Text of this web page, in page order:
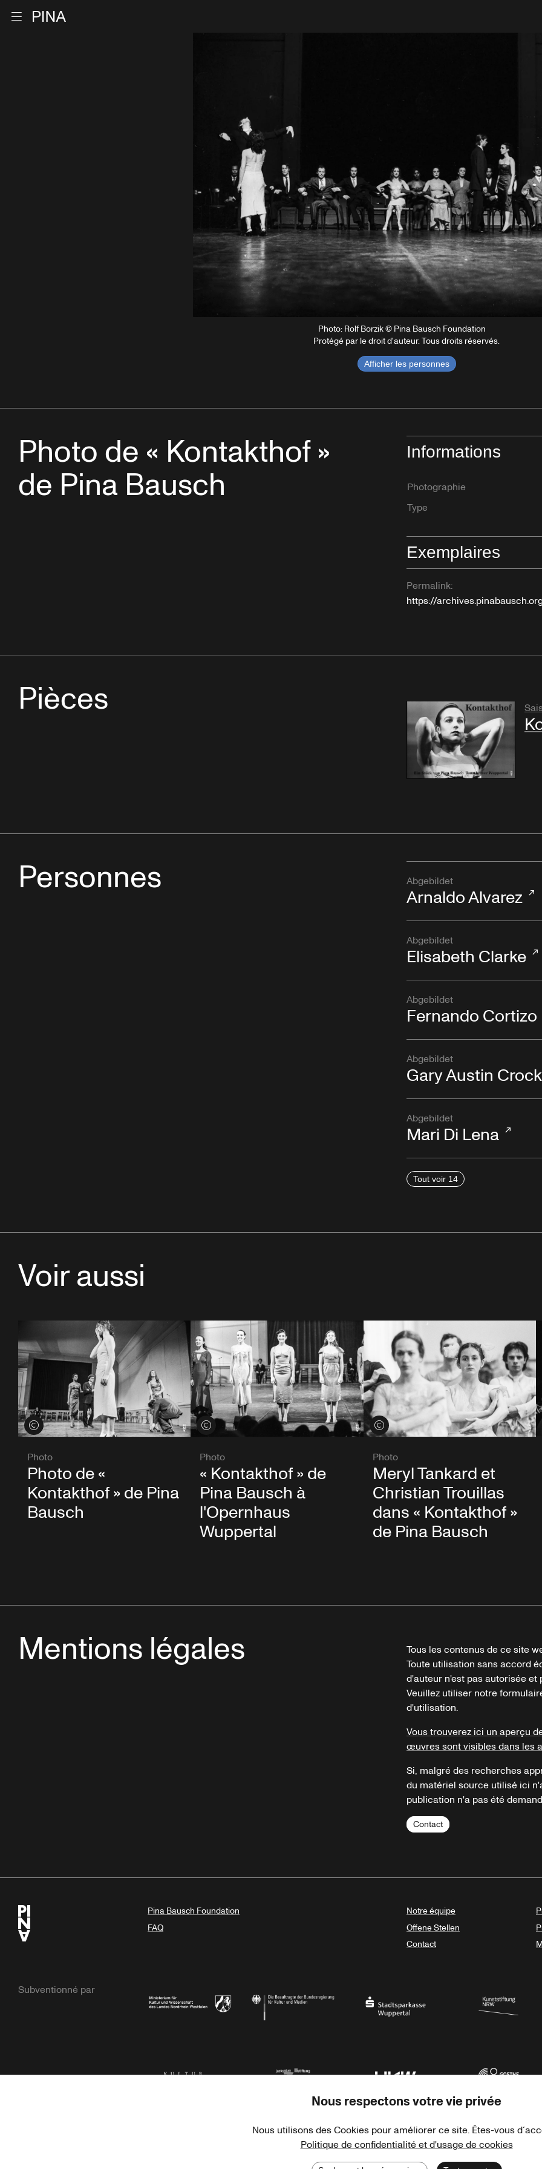
Ouvrir le menu
Photo: Rolf Borzik © Pina Bausch Foundation
Protégé par le droit d'auteur. Tous droits réservés.
Afficher les personnes
Photo de « Kontakthof »
de Pina Bausch
Informations
Photographie
Type
Exemplaires
Permalink:
https://
Pièces
Personnes Abgebildet
Arnaldo Alvarez
Abgebildet
Elisabeth Clarke
Abgebildet
Fernando Cortizo
Abgebildet
Gary Austin
Abgebildet
Mari Di Lena
Tout voir 14
Voir aussi
Voir les crédits
Photo
Photo de «
Kontakthof » de Pina
Bausch
Voir les crédits
Photo
« Kontakthof » de
Pina Bausch à
l'Opernhaus
Wuppertal
Voir les crédits
Photo
Meryl Tankard et
Christian Trouillas
dans « Kontakthof »
de Pina Bausch
Mentions légales
Tous les contenus de ce site
Toute utilisation sans accord
d'auteur n'est pas autorisée
Veuillez utiliser notre
d'utilisation.
Vous trouverez ici un aperçu
œuvres sont visibles dans les
Si, malgré des recherches
du matériel source utilisé ici
publication n'a pas été
Contact
Pina Bausch Foundation
FAQ
Notre équipe
Offene Stellen
Contact
Subventionné par
Haus der Kulturen der Welt Goethe-Institut
Nous respectons votre vie privée
Nous utilisons des Cookies pour améliorer ce site. Êtes-vous
Politique de confidentialité et d'usage de cookies